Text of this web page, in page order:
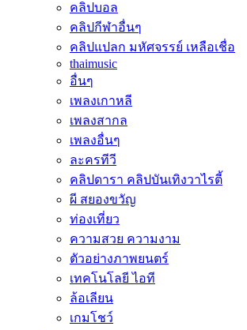
คลิปบอล
คลิปกีฬาอื่นๆ
คลิปแปลก มหัศจรรย์ เหลือเชื่อ
thaimusic
อื่นๆ
เพลงเกาหลี
เพลงสากล
เพลงอื่นๆ
ละครทีวี
คลิปดารา คลิปบันเทิงวาไรตี้
ผี สยองขวัญ
ท่องเที่ยว
ความสวย ความงาม
ตัวอย่างภาพยนตร์
เทคโนโลยี ไอที
ล้อเลียน
เกมโชว์